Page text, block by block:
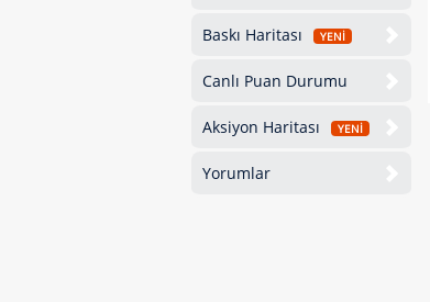
Baskı Haritası YENİ
Canlı Puan Durumu
Aksiyon Haritası YENİ
Yorumlar